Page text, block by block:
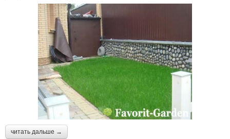
читать дальше →